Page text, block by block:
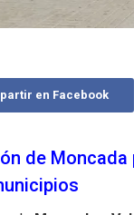
en Facebook
de